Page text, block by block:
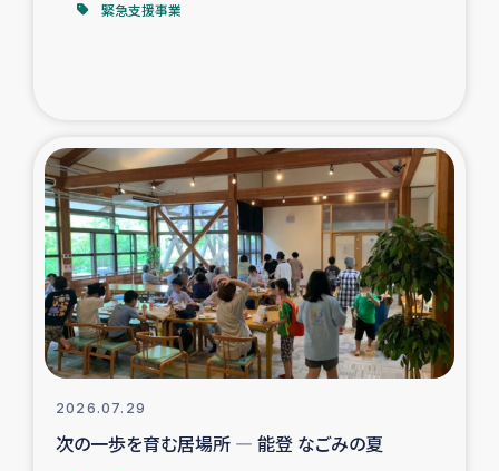
コーヒー生産者支援
アイナロ県マウベシ郡でのコーヒー畑改善事業
ベイルート大規模爆発被災者支援
女性の生計向上支援
アグロフォレストリー（カカオ）事業
緊急支援事業
2026.07.29
次の一歩を育む居場所 ― 能登 なごみの夏